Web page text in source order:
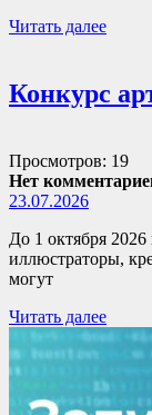
Читать далее
Конкурс
Просмотров: 19
Нет
23.07.2026
До 1 октября
иллюстраторы,
могут
Читать далее